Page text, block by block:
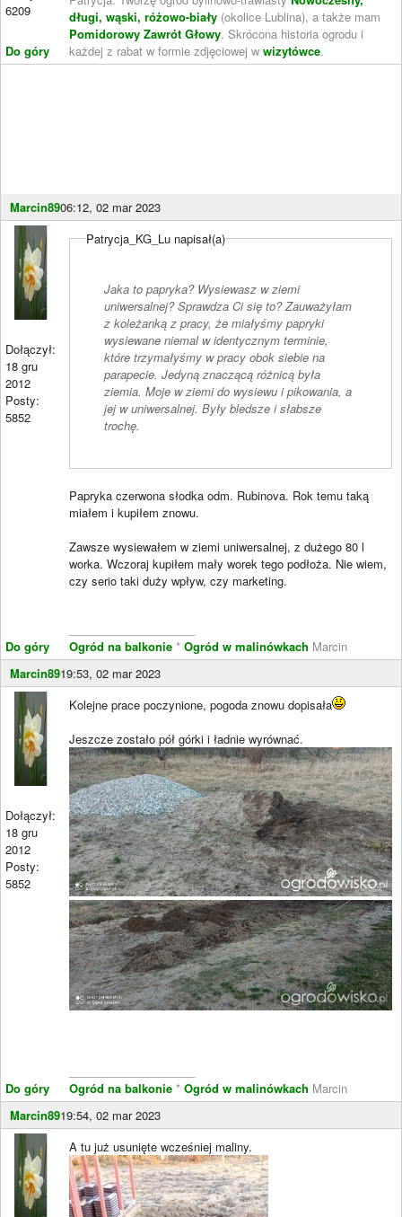
6209
Do góry
długi, wąski, różowo-biały (okolice Lublina), a także mam
Pomidorowy Zawrót Głowy. Skrócona historia ogrodu i
każdej z rabat w formie zdjęciowej w wizytówce.
Marcin8906:12, 02 mar 2023
Dołączył:
18 gru
2012
Posty:
5852
Do góry
Patrycja_KG_Lu napisał(a)
Jaka to papryka? Wysiewasz w ziemi
uniwersalnej? Sprawdza Ci się to? Zauważyłam
z koleżanką z pracy, że miałyśmy papryki
wysiewane niemal w identycznym terminie,
które trzymałyśmy w pracy obok siebie na
parapecie. Jedyną znaczącą różnicą była
ziemia. Moje w ziemi do wysiewu i pikowania, a
jej w uniwersalnej. Były bledsze i słabsze
trochę.
Papryka czerwona słodka odm. Rubinova. Rok temu taką
miałem i kupiłem znowu.
Zawsze wysiewałem w ziemi uniwersalnej, z dużego 80 l
worka. Wczoraj kupiłem mały worek tego podłoża. Nie wiem,
czy serio taki duży wpływ, czy marketing.
Ogród na balkonie * Ogród w malinówkach Marcin
Marcin8919:53, 02 mar 2023
Dołączył:
18 gru
2012
Posty:
5852
Do góry
Kolejne prace poczynione, pogoda znowu dopisała
Jeszcze zostało pół górki i ładnie wyrównać.
Ogród na balkonie * Ogród w malinówkach Marcin
Marcin8919:54, 02 mar 2023
A tu już usunięte wcześniej maliny.